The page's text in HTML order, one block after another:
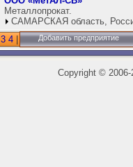
Металлопрокат.
САМАРСКАЯ область,
3 4 Добавить предприятие
Copyright ©